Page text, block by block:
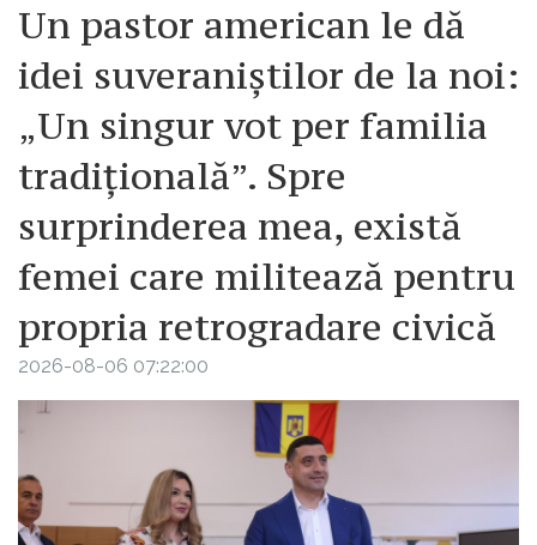
Un pastor american le dă
idei suveraniștilor de la noi:
„Un singur vot per familia
tradițională”. Spre
surprinderea mea, există
femei care militează pentru
propria retrogradare civică
2026-08-06 07:22:00